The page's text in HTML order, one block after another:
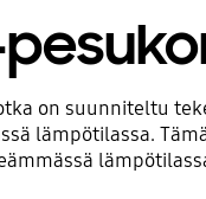
on suunniteltu
lämpötilassa.